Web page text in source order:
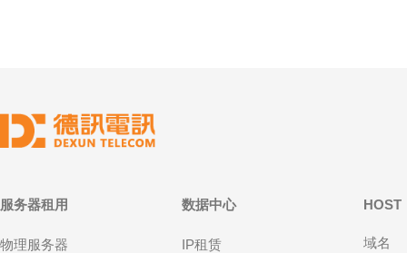
服务器租用
物理服务器
数据中心
IP租赁
HOST
域名